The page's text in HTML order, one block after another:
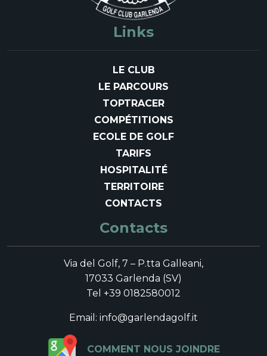
Links
LE CLUB
LE PARCOURS
TOPTRACER
COMPÉTITIONS
ECOLE DE GOLF
TARIFS
HOSPITALITÉ
TERRITOIRE
CONTACTS
Contacts
Via del Golf, 7 – P.tta Galleani,
17033 Garlenda (SV)
Tel +39 0182580012
Email: info@garlendagolf.it
COMMENT NOUS JOINDRE